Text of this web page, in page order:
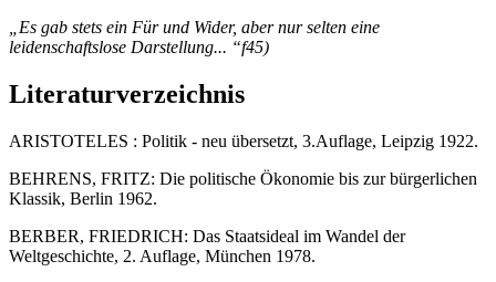
„Es gab stets ein Für und Wider, aber nur selten eine
leidenschaftslose Darstellung... “f45)
Literaturverzeichnis
ARISTOTELES : Politik - neu übersetzt, 3.Auflage, Leipzig 1922.
BEHRENS, FRITZ: Die politische Ökonomie bis zur bürgerlichen
Klassik, Berlin 1962.
BERBER, FRIEDRICH: Das Staatsideal im Wandel der
Weltgeschichte, 2. Auflage, München 1978.